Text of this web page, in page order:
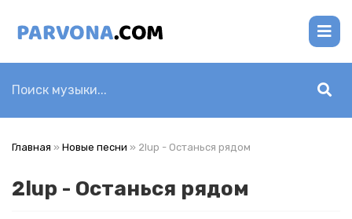
Главная » Новые песни » 2lup - Останься рядом
2lup - Останься рядом